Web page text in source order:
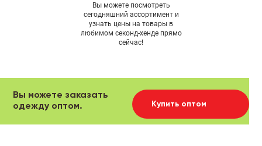
Вы можете посмотреть
сегодняшний ассортимент и
узнать цены на товары в
любимом секонд-хенде прямо
сейчас!
Вы можете заказать
одежду оптом.
Купить оптом